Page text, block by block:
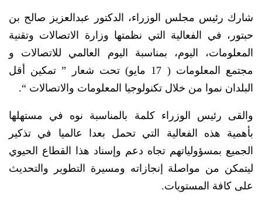
شارك رئيس مجلس الوزراء، الدكتور عبدالعزيز صالح بن
حبتور، في الفعالية التي نظمتها وزارة الاتصالات وتقنية
المعلومات، اليوم، بمناسبة اليوم العالمي للاتصالات و
مجتمع المعلومات ( 17 مايو) تحت شعار ” تمكين أقل
البلدان نموا من خلال تكنولوجيا المعلومات والاتصالات “.
والقى رئيس الوزراء كلمة بالمناسبة نوه في مستهلها
بأهمية هذه الفعالية التي تحمل بعدا عالميا في تذكير
الجميع بمسؤولياتهم تجاه دعم وإسناد هذا القطاع الحيوي
ليتمكن من مواصلة إنجازاته ومسيرة التطوير والتحديث
على كافة المستويات.